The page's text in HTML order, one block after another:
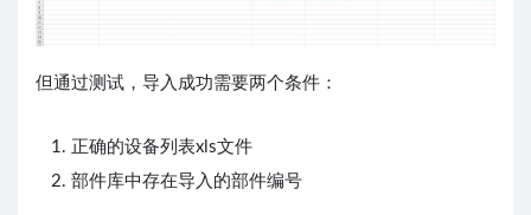
但通过测试，导入成功需要两个条件：
正确的设备列表xls文件
部件库中存在导入的部件编号